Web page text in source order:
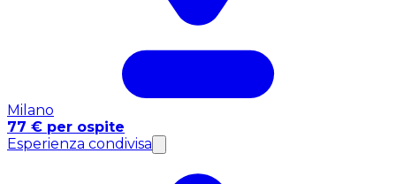
Milano
77 € per ospite
Esperienza condivisa